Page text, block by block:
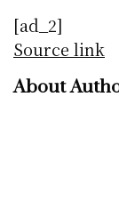
[ad_2]
Source link
About